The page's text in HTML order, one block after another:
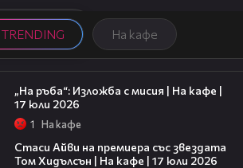
TRENDING На кафе
„На ръба“: Изложба с мисия | На кафе |
17 юли 2026
1 На кафе
Стаси Айви на премиера със звездата
Том Хидълсън | На кафе | 17 юли 2026